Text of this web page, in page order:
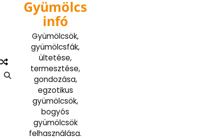
Gyümölcs
infó
Gyümölcsök,
gyümölcsfák,
ültetése,
termesztése,
gondozása,
egzotikus
gyümölcsök,
bogyós
gyümölcsök
felhasználása.